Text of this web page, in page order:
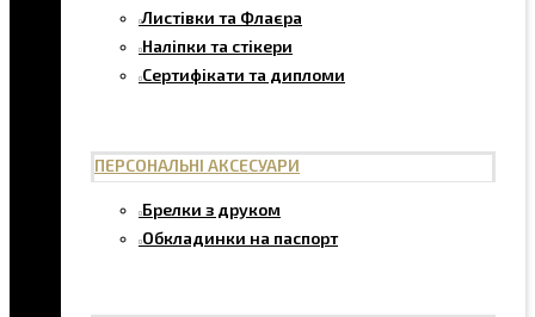
Листівки та Флаєра
Наліпки та стікери
Сертифікати та дипломи
ПЕРСОНАЛЬНІ АКСЕСУАРИ
Брелки з друком
Обкладинки на паспорт